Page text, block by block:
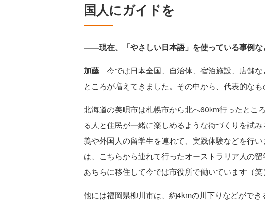
国人にガイドを
――現在、「やさしい日本語」を使っている事例な
加藤 今では日本全国、自治体、宿泊施設、店舗
ところが増えてきました。その中から、代表的なも
北海道の美唄市は札幌市から北へ60km行ったとこ
る人と住民が一緒に楽しめるような街づくりを試
義や外国人の留学生を連れて、実践体験などを行
は、こちらから連れて行ったオーストラリア人の留
あちらに移住して今では市役所で働いています（笑
他には福岡県柳川市は、約4kmの川下りなどがで